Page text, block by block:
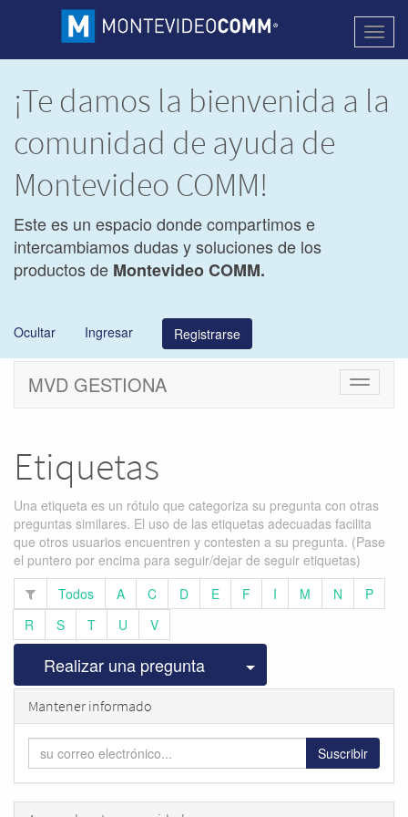
¡Te damos la bienvenida a la
comunidad de ayuda de
Montevideo COMM!
Este es un espacio donde compartimos e
intercambiamos dudas y soluciones de los
productos de Montevideo COMM.
Ocultar Ingresar Registrarse
Cambiar
MVD GESTIONA
Etiquetas
Una etiqueta es un rótulo que categoriza su pregunta con otras
preguntas similares. El uso de las etiquetas adecuadas facilita
que otros usuarios encuentren y contesten a su pregunta. (Pase
el puntero por encima para seguir/dejar de seguir etiquetas)
Todos
A C D E F I M N
P
R
S T U V
Realizar una pregunta Seleccionar
Mantener informado
Suscribir